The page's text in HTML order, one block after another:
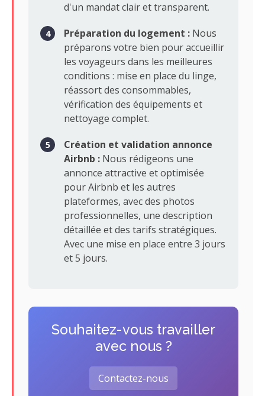
d'un mandat clair et transparent.
Préparation du logement : Nous
préparons votre bien pour accueillir
les voyageurs dans les meilleures
conditions : mise en place du linge,
réassort des consommables,
vérification des équipements et
nettoyage complet.
Création et validation annonce
Airbnb : Nous rédigeons une
annonce attractive et optimisée
pour Airbnb et les autres
plateformes, avec des photos
professionnelles, une description
détaillée et des tarifs stratégiques.
Avec une mise en place entre 3 jours
et 5 jours.
Souhaitez-vous travailler
avec nous ?
Contactez-nous